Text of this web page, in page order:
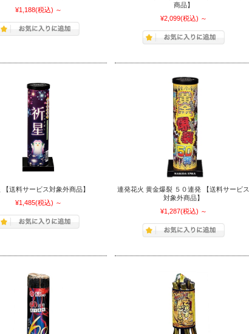
¥1,188(税込) ～
商品】
¥2,099(税込) ～
【送料サービス対象外商品】
¥1,485(税込) ～
連発花火 黄金爆裂 ５０連発 【送料サービス
対象外商品】
¥1,287(税込) ～